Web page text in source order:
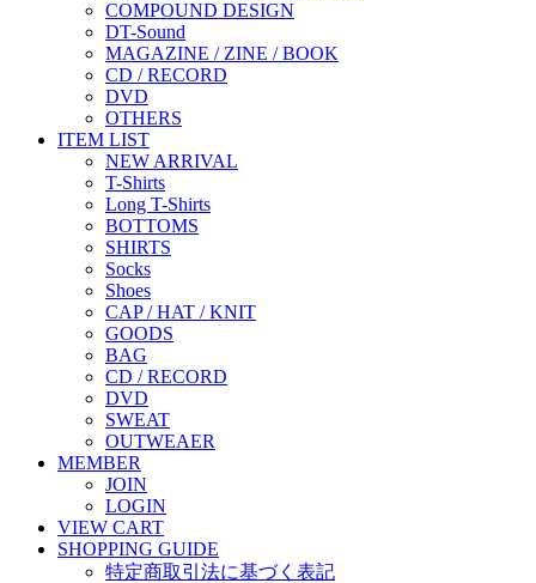
COMPOUND DESIGN
DT-Sound
MAGAZINE / ZINE / BOOK
CD / RECORD
DVD
OTHERS
ITEM LIST
NEW ARRIVAL
T-Shirts
Long T-Shirts
BOTTOMS
SHIRTS
Socks
Shoes
CAP / HAT / KNIT
GOODS
BAG
CD / RECORD
DVD
SWEAT
OUTWEAER
MEMBER
JOIN
LOGIN
VIEW CART
SHOPPING GUIDE
特定商取引法に基づく表記